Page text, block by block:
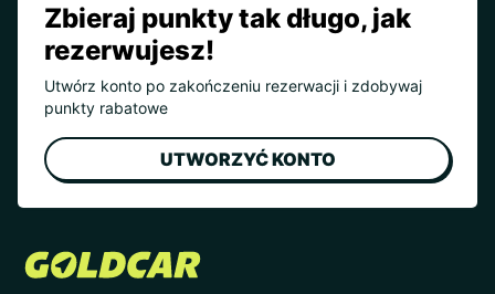
Zbieraj punkty tak długo, jak
rezerwujesz!
Utwórz konto po zakończeniu rezerwacji i zdobywaj
punkty rabatowe
UTWORZYĆ KONTO